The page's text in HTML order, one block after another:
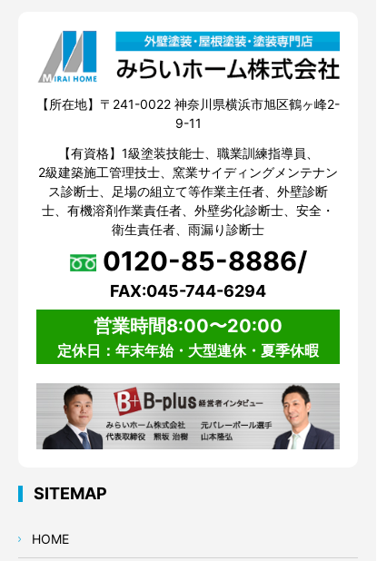
【所在地】〒241-0022 神奈川県横浜市旭区鶴ヶ峰2-
9-11
【有資格】1級塗装技能士、職業訓練指導員、
2級建築施工管理技士、窯業サイディングメンテナン
ス診断士、足場の組立て等作業主任者、外壁診断
士、有機溶剤作業責任者、外壁劣化診断士、安全・
衛生責任者、雨漏り診断士
0120-85-8886/
FAX:045-744-6294
営業時間8:00〜20:00
定休日：年末年始・大型連休・夏季休暇
SITEMAP
HOME